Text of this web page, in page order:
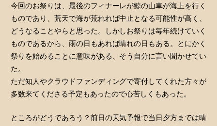
今回のお祭りは、最後のフィナーレが鯨の山車が海上を行く
ものであり、荒天で海が荒れれば中止となる可能性が高く、
どうなることやらと思った。しかしお祭りは毎年続けていく
ものであるから、雨の日もあれば晴れの日もある。とにかく
祭りを始めることに意味がある、そう自分に言い聞かせてい
た。
ただ知人やクラウドファンディングで寄付してくれた方々が
多数来てくださる予定もあったので心苦しくもあった。
ところがどうであろう？前日の天気予報で当日夕方までは晴